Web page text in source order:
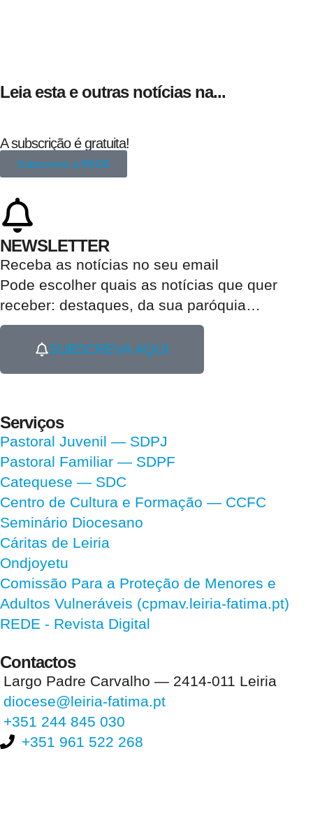
Leia esta e outras notícias na...
A subscrição é gratuita!
Subscrever a REDE
NEWSLETTER
Receba as notícias no seu email​
Pode escolher quais as notícias que quer
receber: destaques, da sua paróquia…
SUBSCREVA AQUI
Serviços
Pastoral Juvenil — SDPJ
Pastoral Familiar — SDPF
Catequese — SDC
Centro de Cultura e Formação — CCFC
Seminário Diocesano
Cáritas de Leiria
Ondjoyetu
Comissão Para a Proteção de Menores e
Adultos Vulneráveis (cpmav.leiria-fatima.pt)
REDE - Revista Digital
Contactos
Largo Padre Carvalho — 2414-011 Leiria
diocese@leiria-fatima.pt
+351 244 845 030
+351 961 522 268